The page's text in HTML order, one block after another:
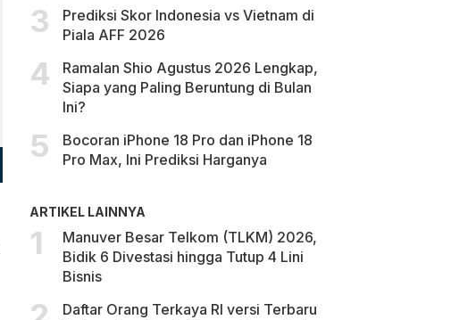
Prediksi Skor Indonesia vs Vietnam di
Piala AFF 2026
Ramalan Shio Agustus 2026 Lengkap,
Siapa yang Paling Beruntung di Bulan
Ini?
Bocoran iPhone 18 Pro dan iPhone 18
Pro Max, Ini Prediksi Harganya
ARTIKEL LAINNYA
Manuver Besar Telkom (TLKM) 2026,
Bidik 6 Divestasi hingga Tutup 4 Lini
Bisnis
Daftar Orang Terkaya RI versi Terbaru